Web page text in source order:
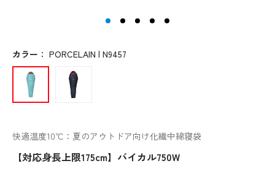
快適温度10℃：夏のアウトドア向け化繊中綿寝袋
【対応身長上限175cm】バイカル750W
カラー ： PORCELAIN | N9457